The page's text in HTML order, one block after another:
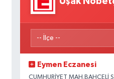
Eymen Eczanesi
CUMHURİYET MAH.BAHÇELİ